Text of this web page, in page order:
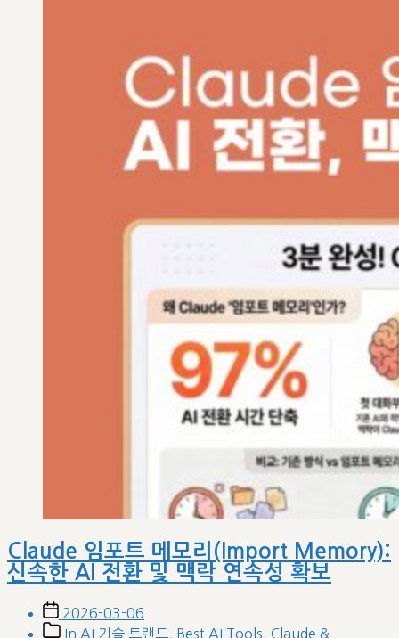
Claude 임포트 메모리(Import Memory):
신속한 AI 전환 및 맥락 연속성 확보
Post
date
2026-03-06
PostIn AI 기술 트랜드 Best AI Tools
Claude &